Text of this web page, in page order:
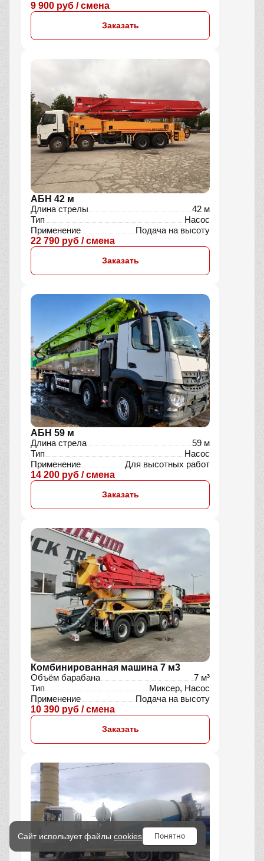
9 900 руб / смена
Заказать
АБН 42 м
Длина стрелы
42 м
Тип
Насос
Применение
Подача на высоту
22 790 руб / смена
Заказать
АБН 59 м
Длина стрела
59 м
Тип
Насос
Применение
Для высотных работ
14 200 руб / смена
Заказать
Комбинированная машина 7 м3
Объём барабана
7 м³
Тип
Миксер, Насос
Применение
Подача на высоту
10 390 руб / смена
Заказать
Сайт использует файлы cookies Понятно